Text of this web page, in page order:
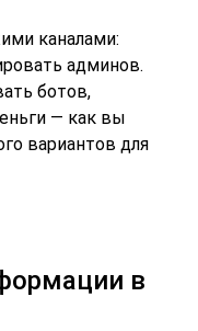
каналами:
админов.
ботов,
— как вы
вариантов для
в